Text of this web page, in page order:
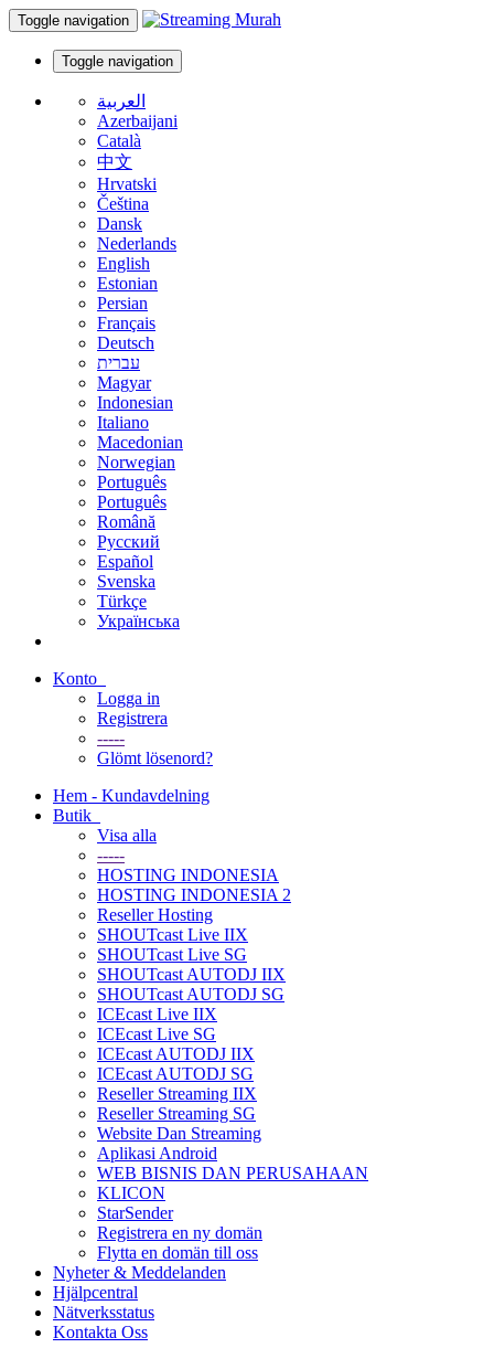
Toggle navigation
Toggle navigation
العربية
Azerbaijani
Català
中文
Hrvatski
Čeština
Dansk
Nederlands
English
Estonian
Persian
Français
Deutsch
עברית
Magyar
Indonesian
Italiano
Macedonian
Norwegian
Português
Português
Română
Русский
Español
Svenska
Türkçe
Українська
Konto
Logga in
Registrera
-----
Glömt lösenord?
Hem - Kundavdelning
Butik
Visa alla
-----
HOSTING INDONESIA
HOSTING INDONESIA 2
Reseller Hosting
SHOUTcast Live IIX
SHOUTcast Live SG
SHOUTcast AUTODJ IIX
SHOUTcast AUTODJ SG
ICEcast Live IIX
ICEcast Live SG
ICEcast AUTODJ IIX
ICEcast AUTODJ SG
Reseller Streaming IIX
Reseller Streaming SG
Website Dan Streaming
Aplikasi Android
WEB BISNIS DAN PERUSAHAAN
KLICON
StarSender
Registrera en ny domän
Flytta en domän till oss
Nyheter & Meddelanden
Hjälpcentral
Nätverksstatus
Kontakta Oss